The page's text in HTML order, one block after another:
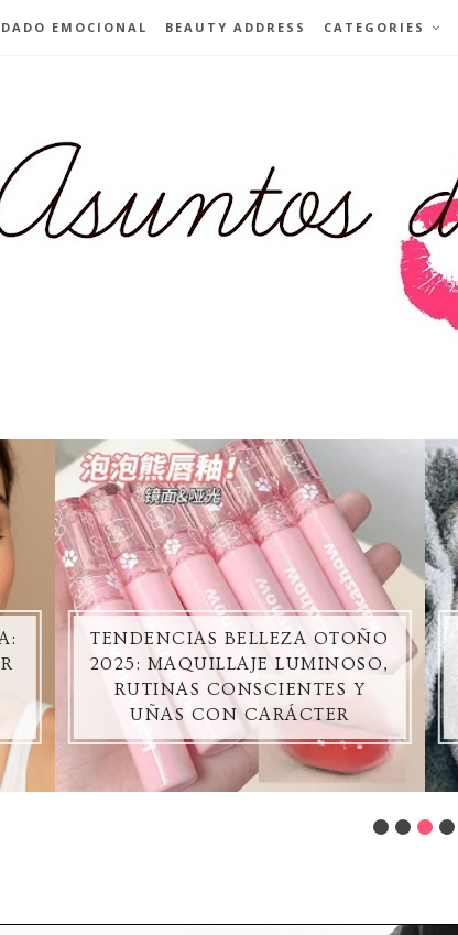
EMOCIONAL BEAUTY ADDRESS CATEGORIES
TENDENCIAS BELLEZA OTOÑO
2025: MAQUILLAJE LUMINOSO,
RUTINAS CONSCIENTES Y
UÑAS CON CARÁCTER